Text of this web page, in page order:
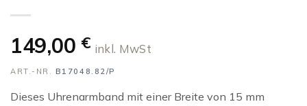
149,00 € inkl. MwSt
ART.-NR. B17048.82/P
Dieses Uhrenarmband mit einer Breite von 15 mm